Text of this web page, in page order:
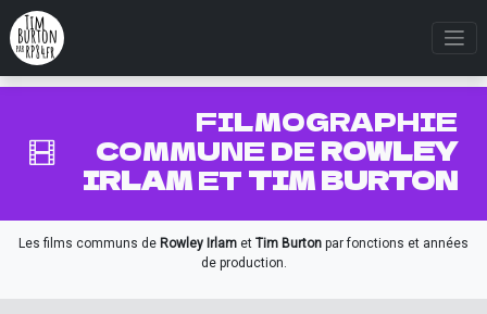
FILMOGRAPHIE
COMMUNE DEROWLEY
IRLAMET TIM BURTON
Les films communs de Rowley Irlam et Tim Burton par fonctions et années
de production.